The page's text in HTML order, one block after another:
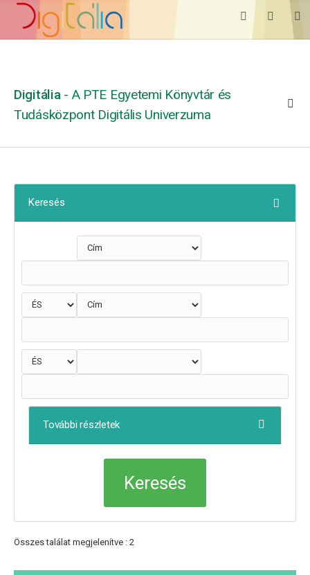
Digitália - A PTE Egyetemi Könyvtár és
Tudásközpont Digitális Univerzuma
Keresés
További részletek
Összes találat megjelenítve : 2